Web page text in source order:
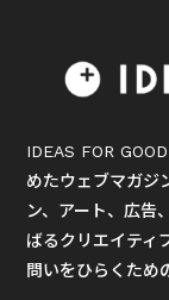
IDEAS FOR
めたウェブマガジ
ン、アート、広告
ばるクリエイティ
問いをひらくため